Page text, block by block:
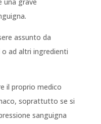
una grave
assunto da
ad altri ingredienti
il proprio medico
soprattutto se si
sanguigna